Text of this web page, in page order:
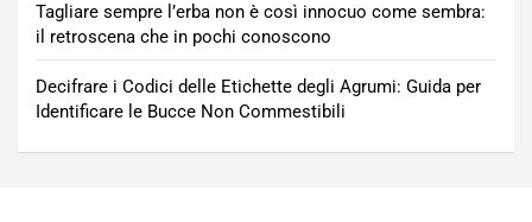
Tagliare sempre l’erba non è così innocuo come sembra:
il retroscena che in pochi conoscono
Decifrare i Codici delle Etichette degli Agrumi: Guida per
Identificare le Bucce Non Commestibili